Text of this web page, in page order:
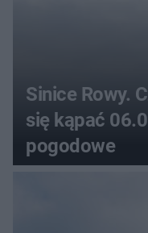
Sinice Rowy.
się kąpać
pogodowe